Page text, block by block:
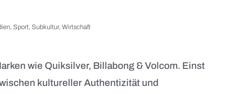
, Sport, Subkultur, Wirtschaft
wie Quiksilver, Billabong & Volcom. Einst
kultureller Authentizität und